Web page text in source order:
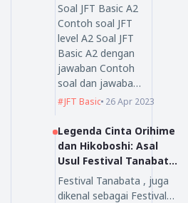
Soal JFT Basic A2
Contoh soal JFT
level A2 Soal JFT
Basic A2 dengan
jawaban Contoh
soal dan jawaba…
JFT Basic 26 Apr 2023
Legenda Cinta Orihime
dan Hikoboshi: Asal
Usul Festival Tanabata
yang Mengagumkan
Festival Tanabata , juga
dikenal sebagai Festival…